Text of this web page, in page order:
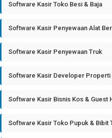
Software Kasir Toko Besi & Baja
Software Kasir Penyewaan Alat
Software Kasir Penyewaan Truk
Software Kasir Developer Properti
Software Kasir Bisnis Kos & Guest
Software Kasir Toko Pupuk & Bibit